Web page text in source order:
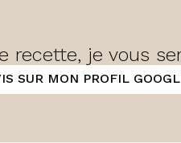
recette, je vous
SUR MON PROFIL